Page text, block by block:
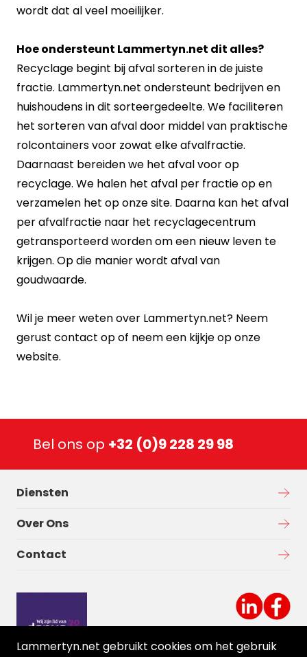
wordt dat al veel moeilijker.
Hoe ondersteunt Lammertyn.net dit alles?
Recyclage begint bij afval sorteren in de juiste
fractie. Lammertyn.net ondersteunt bedrijven en
huishoudens in dit sorteergedeelte. We faciliteren
het sorteren van afval door middel van praktische
rolcontainers voor zowat elke afvalfractie.
Daarnaast bereiden we het afval voor op
recyclage. We halen het afval per fractie op en
verzamelen het op onze site. Daarna kan het afval
per afvalfractie naar het recyclagecentrum
getransporteerd worden om een nieuw leven te
krijgen. Op die manier wordt afval van
goudwaarde.
Wil je meer weten over Lammertyn.net? Neem
gerust contact op of neem een kijkje op onze
website.
Bel ons op +32 (0)9 228 29 98
Diensten
Over Ons
Contact
Lammertyn.net gebruikt cookies om het gebruik